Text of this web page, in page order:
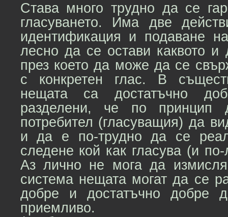
Става много трудно да се
гласуването. Има две
идентификация и подаване
лесно да се остави каквото
през което да може да се
с конкретен глас. В
нещата са достатъчно
разделени, че по принцип
потребител (гласуващия) да
и да е по-трудно да се
следене кой как гласува (и
Аз лично не мога да
система нещата могат да се
добре и достатъчно добре
приемливо.